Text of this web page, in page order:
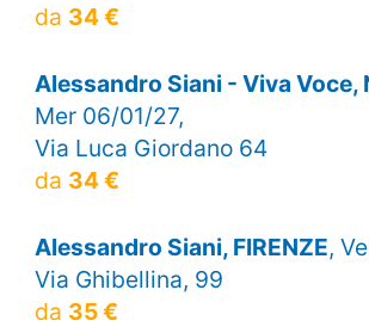
da 34 €
Alessandro Siani - Viva Voce,
Mer 06/01/27,
Via Luca Giordano 64
da 34 €
Alessandro Siani, FIRENZE,
Via Ghibellina, 99
da 35 €